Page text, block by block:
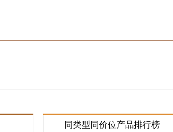
同类型同价位产品排行榜